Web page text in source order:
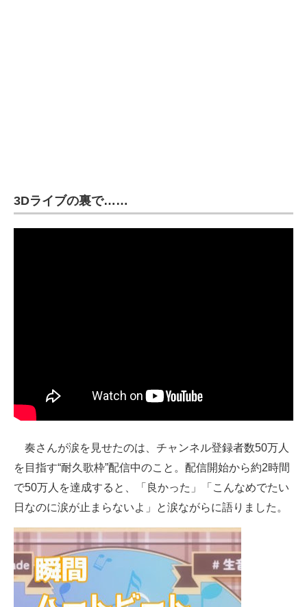
3Dライブの裏で……
奏さんが涙を見せたのは、チャンネル登録者数50万人
を目指す“耐久歌枠”配信中のこと。配信開始から約2時間
で50万人を達成すると、「良かった」「こんなめでたい
日なのに涙が止まらないよ」と涙ながらに語りました。